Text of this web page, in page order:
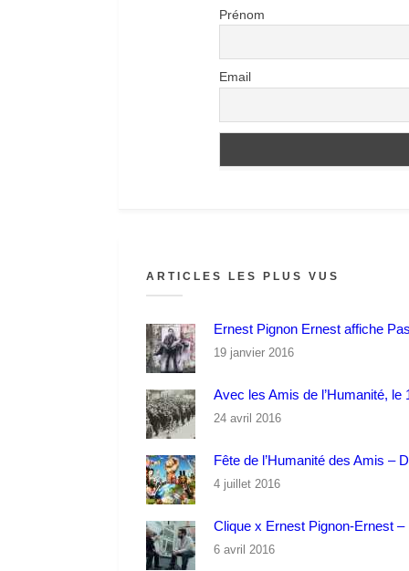
Prénom
Email
ARTICLES LES PLUS VUS
Ernest Pignon Ernest affiche
19 janvier 2016
Avec les Amis de l’Humanité, le
24 avril 2016
Fête de l’Humanité des Amis –
4 juillet 2016
Clique x Ernest Pignon-Ernest
6 avril 2016